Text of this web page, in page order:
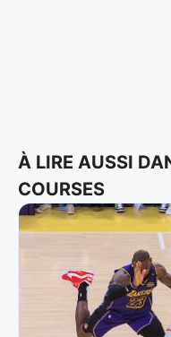
À LIRE AUSSI
COURSES